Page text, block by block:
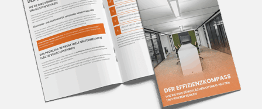
KONTAKTIEREN SIE UNS
Für mehr Informationen
kontaktieren Sie unser Team aus